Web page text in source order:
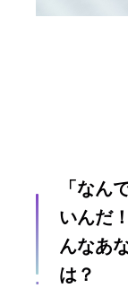
「なん
いんだ
んなあ
は？